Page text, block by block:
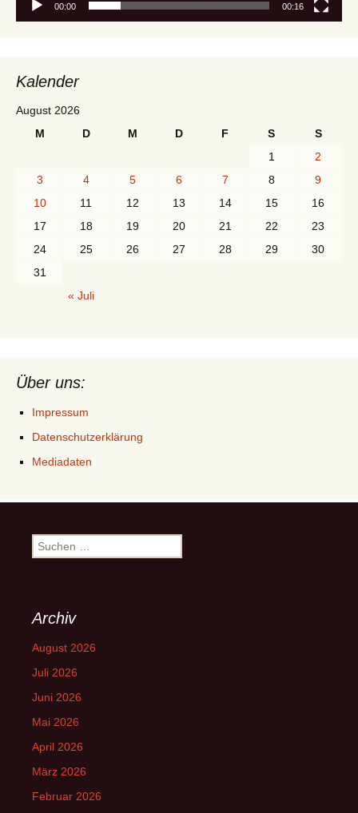
00:00 00:16
Kalender
August 2026
M
D M D F S
S
1
2
3
4 5 6 7 8
9
10
11 12 13 14 15
16
17
18 19 20 21 22
23
24
25 26 27 28 29
30
31
« Juli
Über uns:
Impressum
Datenschutzerklärung
Mediadaten
Suchen
nach:
Archiv
August 2026
Juli 2026
Juni 2026
Mai 2026
April 2026
März 2026
Februar 2026